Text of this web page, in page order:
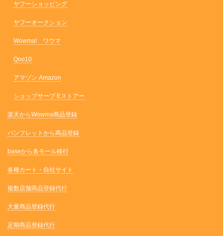
ヤフーショッピング
ヤフーオークション
Wowma! ワウマ
Qoo10
アマゾン Amazon
ショップサーブ Eストアー
楽天からWowma商品登録
パンフレットから商品登録
baseから各モール移行
各種カート・自社サイト
複数店舗商品登録代行
大量商品登録代行
定期商品登録代行